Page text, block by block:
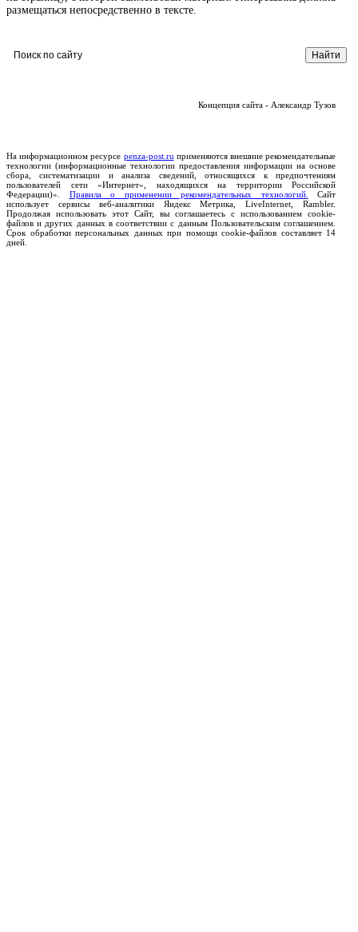
размещаться непосредственно в тексте.
Концепция сайта - Александр Тузов
На информационном ресурсе penza-post.ru применяются внешние рекомендательные
технологии (информационные технологии предоставления информации на основе
сбора, систематизации и анализа сведений, относящихся к предпочтениям
пользователей сети «Интернет», находящихся на территории Российской
Федерации)». Правила о применении рекомендательных технологий.
Сайт
использует сервисы веб-аналитики Яндекс Метрика, LiveInternet, Rambler.
Продолжая использовать этот Сайт, вы соглашаетесь с использованием cookie-
файлов и других данных в соответствии с данным Пользовательским соглашением.
Срок обработки персональных данных при помощи cookie-файлов составляет 14
дней.